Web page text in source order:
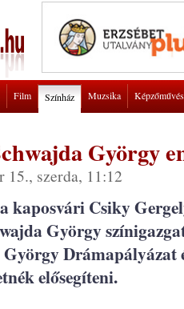
Film Színház Muzsika
György
15., szerda, 11:12
Csiky
György
elősegíteni.